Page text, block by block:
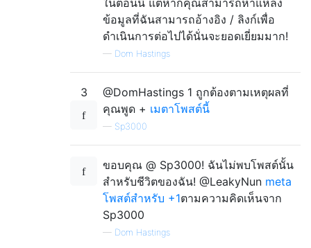
ในตอนนี้ แต่หากคุณสามารถหาแหล่ง
ข้อมูลที่ฉันสามารถอ้างอิง / ลิงก์เพื่อ
ดำเนินการต่อไปได้นั่นจะยอดเยี่ยมมาก!
— Dom Hastings
3
@DomHastings 1 ถูกต้องตามเหตุผลที่
คุณพูด + เมตาโพสต์นี้
— Sp3000
ขอบคุณ @ Sp3000! ฉันไม่พบโพสต์นั้น
สำหรับชีวิตของฉัน! @LeakyNun meta
โพสต์สำหรับ +1ตามความคิดเห็นจาก
Sp3000
— Dom Hastings